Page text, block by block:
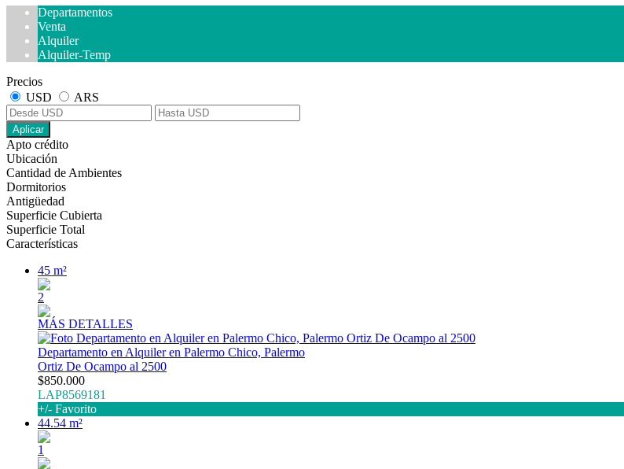
Departamentos
Venta
Alquiler
Alquiler-Temp
Precios
USD
ARS
Aplicar
Apto crédito
Ubicación
Cantidad de Ambientes
Dormitorios
Antigüedad
Superficie Cubierta
Superficie Total
Características
45 m²
2
MÁS DETALLES
Departamento en Alquiler en Palermo Chico, Palermo
Ortiz De Ocampo al 2500
$850.000
LAP8569181
+/- Favorito
44.54 m²
1